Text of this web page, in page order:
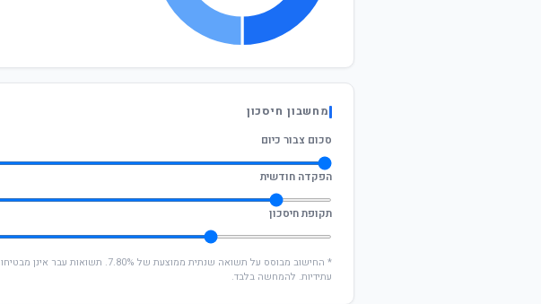
מחשבון חיסכון
סכום צבור כיום
הפקדה חודשית
תקופת חיסכון
* החישוב מבוסס על תשואה שנתית ממוצעת של 7.80%. תשואות
עתידיות. להמחשה בלבד.